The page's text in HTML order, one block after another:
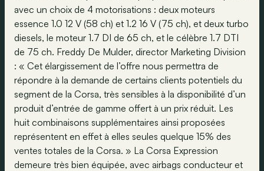
avec un choix de 4 motorisations : deux moteurs
essence 1.0 12 V (58 ch) et 1.2 16 V (75 ch), et deux turbo
diesels, le moteur 1.7 DI de 65 ch, et le célèbre 1.7 DTI
de 75 ch. Freddy De Mulder, director Marketing Division
: « Cet élargissement de l’offre nous permettra de
répondre à la demande de certains clients potentiels du
segment de la Corsa, très sensibles à la disponibilité d’un
produit d’entrée de gamme offert à un prix réduit. Les
huit combinaisons supplémentaires ainsi proposées
représentent en effet à elles seules quelque 15% des
ventes totales de la Corsa. » La Corsa Expression
demeure très bien équipée, avec airbags conducteur et